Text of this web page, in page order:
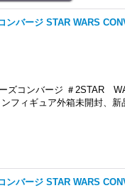
ンバージ STAR WARS
ズコンバージ ＃2STAR
フィギュア外箱未開封、新
ンバージ STAR WARS